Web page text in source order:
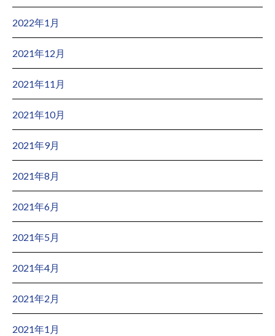
2022年1月
2021年12月
2021年11月
2021年10月
2021年9月
2021年8月
2021年6月
2021年5月
2021年4月
2021年2月
2021年1月